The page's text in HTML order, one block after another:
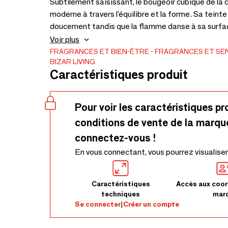
moderne à travers l’équilibre et la forme. Sa
doucement tandis que la flamme danse à sa
contemplatif, ce bougeoir en verre recyclé
forme cubique compacte invite à la
en verre ou en céramique pour une esthétique
mais la lumière filtrée raconte une histoire plus
geste humain, transformant le matériau en une
Voir plus
FRAGRANCES ET BIEN-ÊTRE
FRAGRANCES ET
BIZAR LIVING
Caractéristiques produit
Pour voir les caractéristiques
conditions de vente de la
connectez-vous !
En vous connectant, vous pourrez
Caractéristiques
techniques
Accès aux
Se connecter|Créer un compte